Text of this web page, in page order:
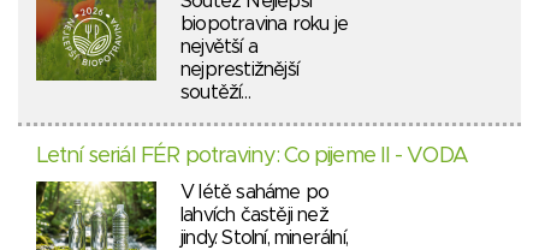
biopotravina roku je
největší a
nejprestižnější
soutěží…
Letní seriál FÉR potraviny: Co pijeme II - VODA
V létě saháme po
lahvích častěji než
jindy. Stolní, minerální,